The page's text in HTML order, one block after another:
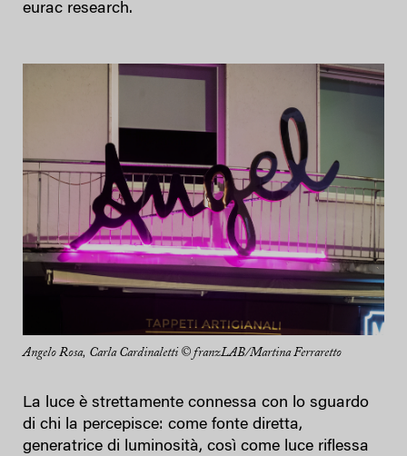
eurac research.
Angelo Rosa, Carla Cardinaletti © franzLAB/Martina Ferraretto
La luce è strettamente connessa con lo sguardo
di chi la percepisce: come fonte diretta,
generatrice di luminosità, così come luce riflessa